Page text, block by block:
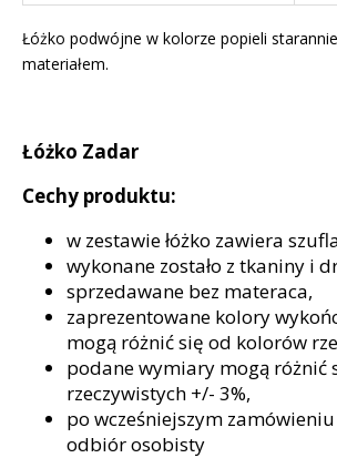
Łóżko podwójne w kolorze popieli
materiałem.
Łóżko Zadar
Cechy produktu:
w zestawie łóżko zawiera
wykonane zostało z tkaniny i
sprzedawane bez materaca,
zaprezentowane kolory
mogą różnić się od kolorów
podane wymiary mogą różnić
rzeczywistych +/- 3%,
po wcześniejszym
odbiór osobisty